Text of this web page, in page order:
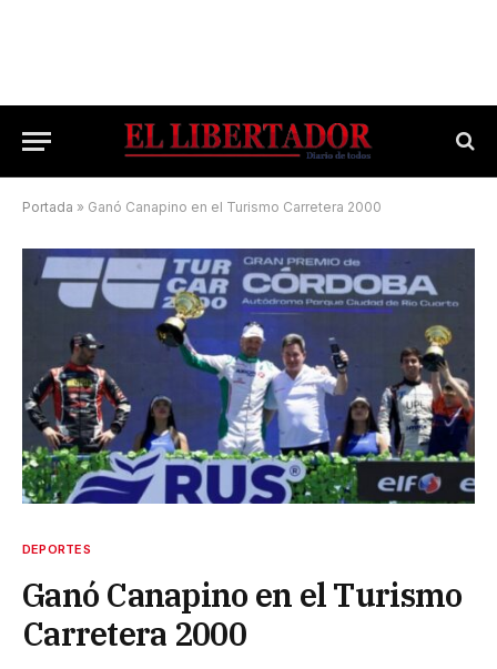
Portada » Ganó Canapino en el Turismo Carretera 2000
DEPORTES
Ganó Canapino en el Turismo
Carretera 2000